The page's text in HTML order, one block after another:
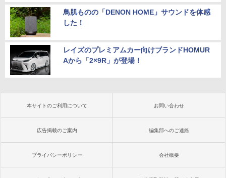
鳥肌ものの「DENON HOME」サウンドを体感
した！
レイズのプレミアムカー向けブランドHOMUR
Aから「2×9R」が登場！
本サイトのご利用について お問い合わせ
広告掲載のご案内 編集部へのご連絡
プライバシーポリシー 会社概要